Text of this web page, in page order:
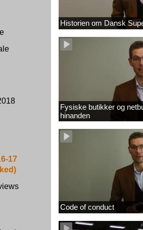
17
Historien om Dansk
Fysiske butikker og
hinanden
Code of conduct